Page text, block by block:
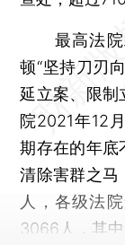
最高法院
顿“坚持刀刃
延立案、限制
院2021年12
期存在的年底
清除害群之马
人，各级法
3066人，其